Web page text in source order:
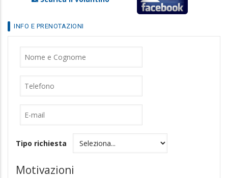
INFO E PRENOTAZIONI
Nome
Telefono
Tipo richiesta
Motivazioni